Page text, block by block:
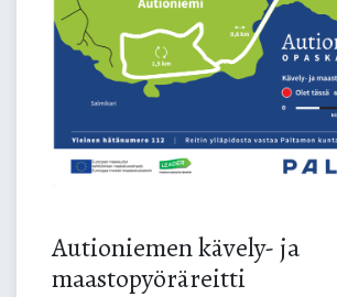
Autioniemen kävely- ja
maastopyöräreitti